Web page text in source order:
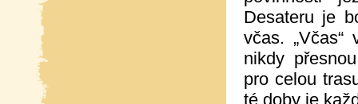
Desateru je
včas.
nikdy
pro celou
té doby je